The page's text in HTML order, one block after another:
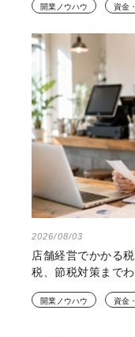
開業ノウハウ 資金
2026/08/03
店舗経営でかかる
税、節税対策まで
開業ノウハウ 資金